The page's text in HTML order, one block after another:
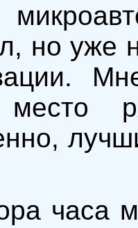
но уже
место
часа